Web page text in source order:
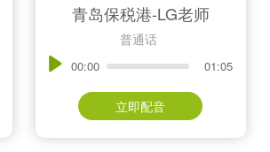
青岛保税港-LG老师
普通话
00:00 01:05
立即配音